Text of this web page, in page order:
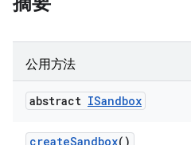
公用方法
abstract ISandbox
createSandbox()